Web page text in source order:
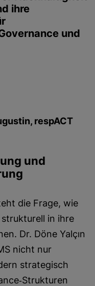
ihre
und
respACT
und
die Frage, wie
in ihre
Dr. Döne Yalçın
nicht nur
strategisch